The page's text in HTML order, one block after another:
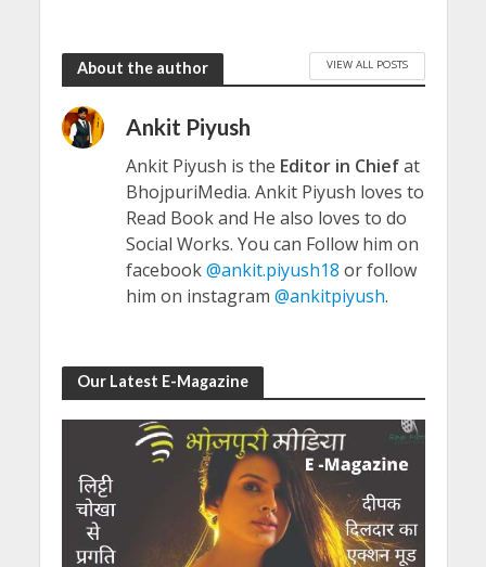
About the author VIEW ALL POSTS
Ankit Piyush
Ankit Piyush is the Editor in Chiefat
BhojpuriMedia. Ankit Piyush loves to
Read Book and He also loves to do
Social Works. You can Follow him on
facebook@ankit.piyush18 or follow
him on instagram @ankitpiyush.
Our Latest E-Magazine